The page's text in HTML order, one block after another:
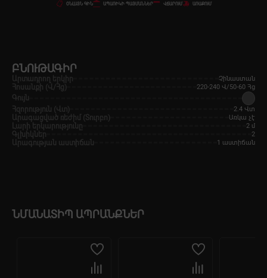
ՕՆԼԱՅՆ ԳԻՆ ԱՊԱՌԻԿԻ ՊԱՅՄԱՆՆԵՐ ՎՃԱՐՈՒՄ ԱՌԱՔՈՒՄ
ԲՆՈՒԹԱԳԻՐ
Արտադրող երկիր Չինաստան
Հոսանքի (Վ/Հց) 220-240 Վ/50-60 Հց
Գույն
Հզորություն (Վտ)
2.4 Վտ
Արագացված ռեժիմ (Տուրբո) Առկա չէ
Լարի երկարությունը 2 մ
Գլխիկներ 2
Արագության աստիճան 1 աստիճան
ՆՄԱՆԱՏԻՊ ԱՊՐԱՆՔՆԵՐ